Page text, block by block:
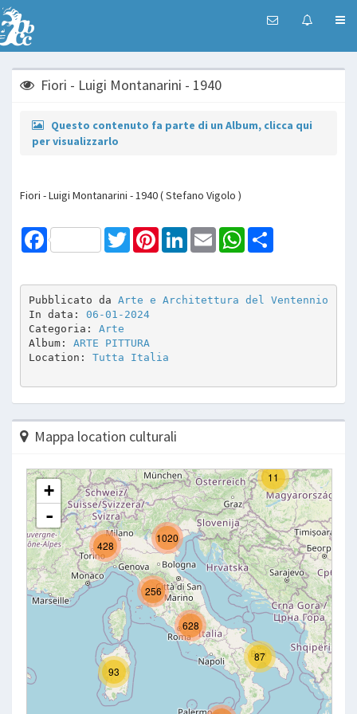
Fiori - Luigi Montanarini - 1940
Questo contenuto fa parte di un Album, clicca qui
per visualizzarlo
Fiori - Luigi Montanarini - 1940 ( Stefano Vigolo )
Facebook TwitterPinterestLinkedInEmail WhatsApp
Pubblicato da Arte e Architettura del Ventennio
In data: 06-01-2024
Categoria: Arte
Album: ARTE PITTURA
Location: Tutta Italia
Mappa location culturali